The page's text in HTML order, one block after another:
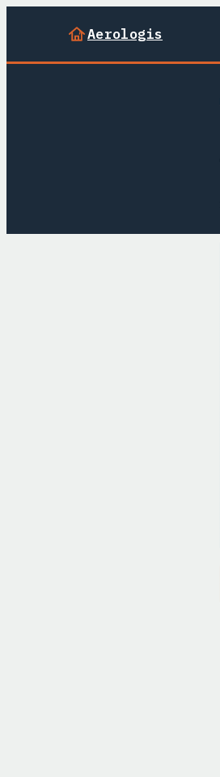
Aerologis